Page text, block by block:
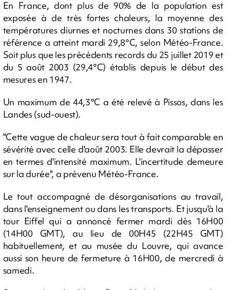
En France, dont plus de 90% de la population est
exposée à de très fortes chaleurs, la moyenne des
températures diurnes et nocturnes dans 30 stations de
référence a atteint mardi 29,8°C, selon Météo-France.
Soit plus que les précédents records du 25 juillet 2019 et
du 5 août 2003 (29,4°C) établis depuis le début des
mesures en 1947.
Un maximum de 44,3°C a été relevé à Pissos, dans les
Landes (sud-ouest).
"Cette vague de chaleur sera tout à fait comparable en
sévérité avec celle d'août 2003. Elle devrait la dépasser
en termes d'intensité maximum. L'incertitude demeure
sur la durée", a prévenu Météo-France.
Le tout accompagné de désorganisations au travail,
dans l'enseignement ou dans les transports. Et jusqu'à la
tour Eiffel qui a annoncé fermer mardi dès 16H00
(14H00 GMT), au lieu de 00H45 (22H45 GMT)
habituellement, et au musée du Louvre, qui avance
aussi son heure de fermeture à 16H00, de mercredi à
samedi.